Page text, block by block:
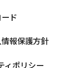
ド
情報保護方針
ィポリシー